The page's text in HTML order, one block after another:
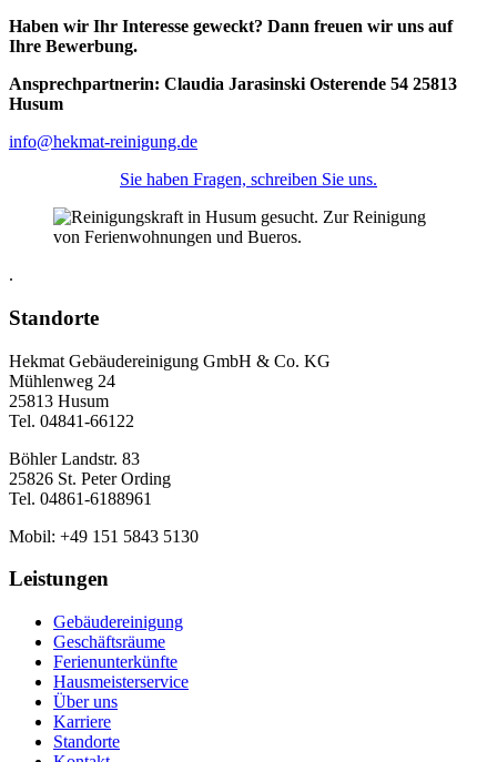
Haben wir Ihr Interesse geweckt? Dann freuen wir uns auf
Ihre Bewerbung.
Ansprechpartnerin: Claudia Jarasinski Osterende 54 25813
Husum
info@hekmat-reinigung.de
Sie haben Fragen, schreiben Sie uns.
.
Standorte
Hekmat Gebäudereinigung GmbH & Co. KG
Mühlenweg 24
25813 Husum
Tel. 04841-66122
Böhler Landstr. 83
25826 St. Peter Ording
Tel. 04861-6188961
Mobil: +49 151 5843 5130
Leistungen
Gebäudereinigung
Geschäftsräume
Ferienunterkünfte
Hausmeisterservice
Über uns
Karriere
Standorte